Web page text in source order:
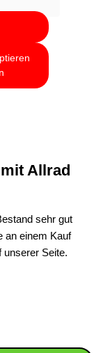
Allrad
sehr gut
an einem Kauf
unserer Seite.